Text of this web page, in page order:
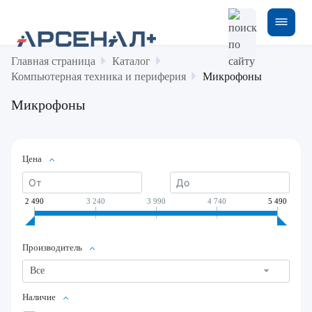
Главная страница
Каталог
Компьютерная техника и периферия
Микрофоны
Микрофоны
Цена
2 490 3 240 3 990 4 740 5 490
Производитель
Все
Наличие